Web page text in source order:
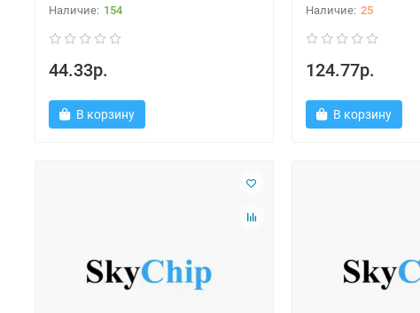
154
44.33р.
В корзину
25
124.77р.
В корзину